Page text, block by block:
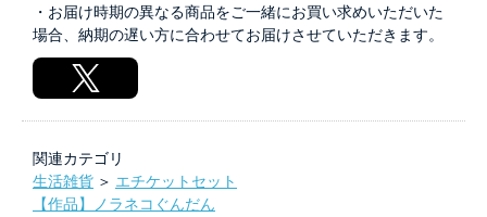
・お届け時期の異なる商品をご一緒にお買い求めいただいた
場合、納期の遅い方に合わせてお届けさせていただきます。
関連カテゴリ
生活雑貨 ＞ エチケットセット
【作品】ノラネコぐんだん